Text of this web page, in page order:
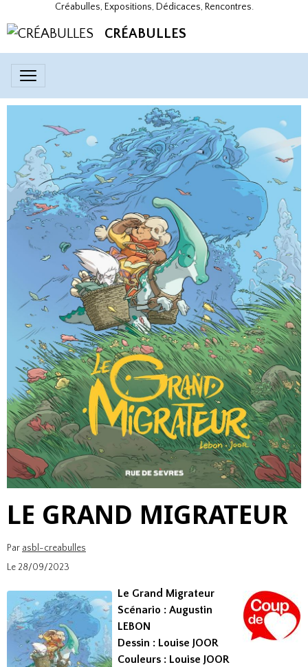
Créabulles, Expositions, Dédicaces, Rencontres.
CRÉABULLES
LE GRAND MIGRATEUR
Par asbl-creabulles
Le 28/09/2023
Le Grand Migrateur
Scénario : Augustin
LEBON
Dessin : Louise JOOR
Couleurs : Louise JOOR